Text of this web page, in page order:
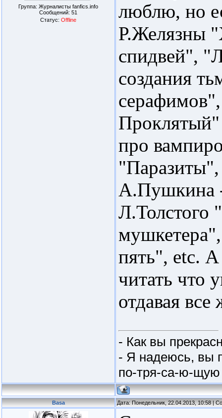
Группа: Журналисты fanfics.info
Сообщений: 51
Статус: Offline
люблю, но
Р.Желязны
спидвей",
создания
Проклятый"
про
А.Пушкина -
пять", etc.
читать что
отдавая
- Как вы
- Я надеюсь, вы
по-тря-са-ю-щую
Basa Дата: Понедельник, 22.04.2013, 10:58 |